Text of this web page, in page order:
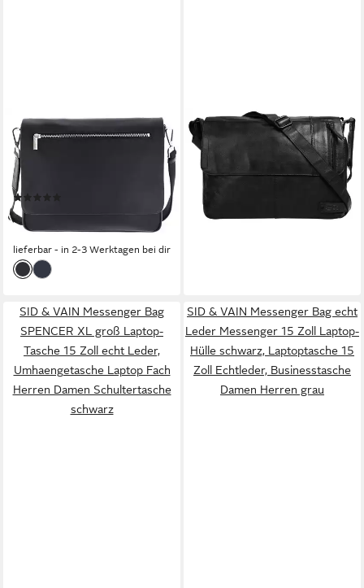
LEONHARD HEYDEN
Umhängetasche
Umhängetasche 7217 (Set, 2-
tlg), aus echtem Rindsleder
ab 171,27 € UVP
-28%
lieferbar - in 2-3 Werktagen bei dir
SPIKES & SPARROW
Messenger Bag, echt Leder
169,95 €
lieferbar - in 1-2 Werktagen bei dir
SID & VAIN Messenger Bag
SPENCER XL groß Laptop-
Tasche 15 Zoll echt Leder,
Umhaengetasche Laptop Fach
Herren Damen Schultertasche
schwarz
SID & VAIN Messenger Bag echt
Leder Messenger 15 Zoll Laptop-
Hülle schwarz, Laptoptasche 15
Zoll Echtleder, Businesstasche
Damen Herren grau